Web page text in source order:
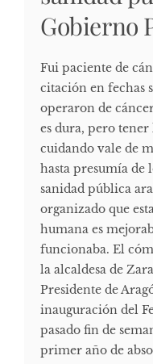
Gobierno
Fui paciente de
citación en fechas
operaron de
es dura, pero tener
cuidando vale de
hasta presumía de
sanidad pública
organizado que
humana es
funcionaba. El
la alcaldesa de
Presidente de
inauguración del
pasado fin de
primer año de